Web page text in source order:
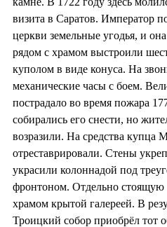
визита в Саратов. Император
церкви земельные угодья, и
рядом с храмом выстроили
куполом в виде конуса. На
механические часы с боем.
пострадало во время пожара
собирались его снести, но
возразили. На средства купца
отреставрировали. Стены
украсили колоннадой под
фронтоном. Отдельно стоящую
храмом крытой галереей. В
Троицкий собор приобрёл тот